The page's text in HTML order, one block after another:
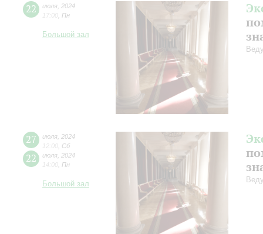
22 июля 2024
17:00 Пн
Большой зал
27 июля 2024
12:00 Сб
22 июля 2024
14:00 Пн
Большой зал